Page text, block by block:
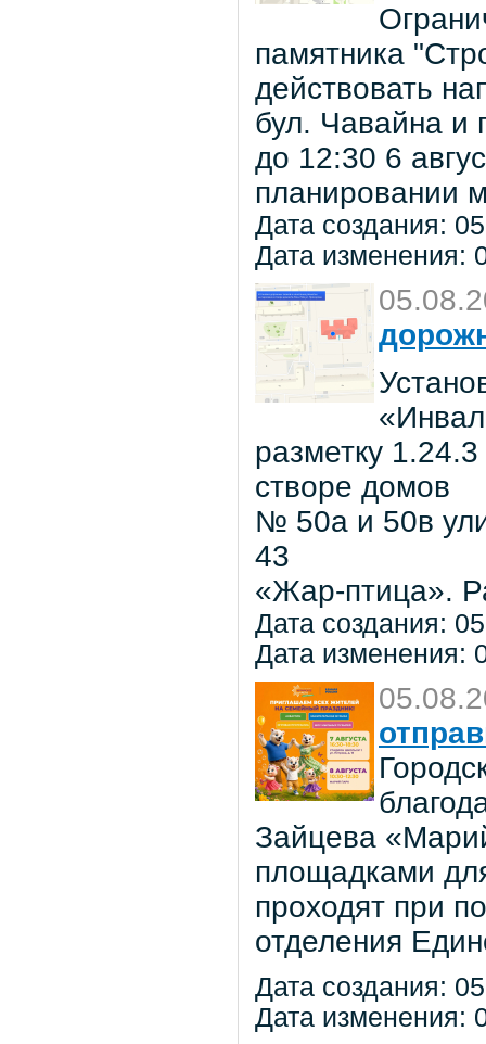
памятника
действовать
бул. Чавайна и
до 12:30 6
планировании
Дата создания:
Дата изменения:
разметку
створе домов
№ 50а и 50в
43
«Жар-птица».
Дата создания:
Дата изменения:
Зайцева
площадками
проходят при
отделения
Дата создания:
Дата изменения: